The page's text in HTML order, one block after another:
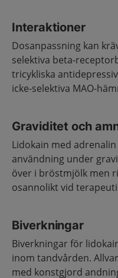
Interaktioner
Dosanpassning kan
selektiva beta-
tricykliska
icke-selektiva MAO-
Graviditet och
Lidokain med
användning under
över i bröstmjölk men
osannolikt vid
Biverkningar
Biverkningar för
inom tandvården.
med konstgjord